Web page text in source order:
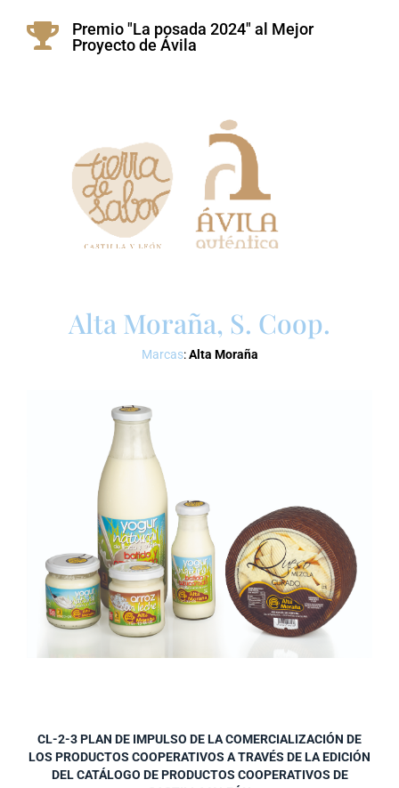

Premio "La posada 2024" al Mejor
Proyecto de Ávila
Alta Moraña, S. Coop.
Marcas:Alta Moraña
CL-2-3 PLAN DE IMPULSO DE LA COMERCIALIZACIÓN DE
LOS PRODUCTOS COOPERATIVOS A TRAVÉS DE LA EDICIÓN
DEL CATÁLOGO DE PRODUCTOS COOPERATIVOS DE